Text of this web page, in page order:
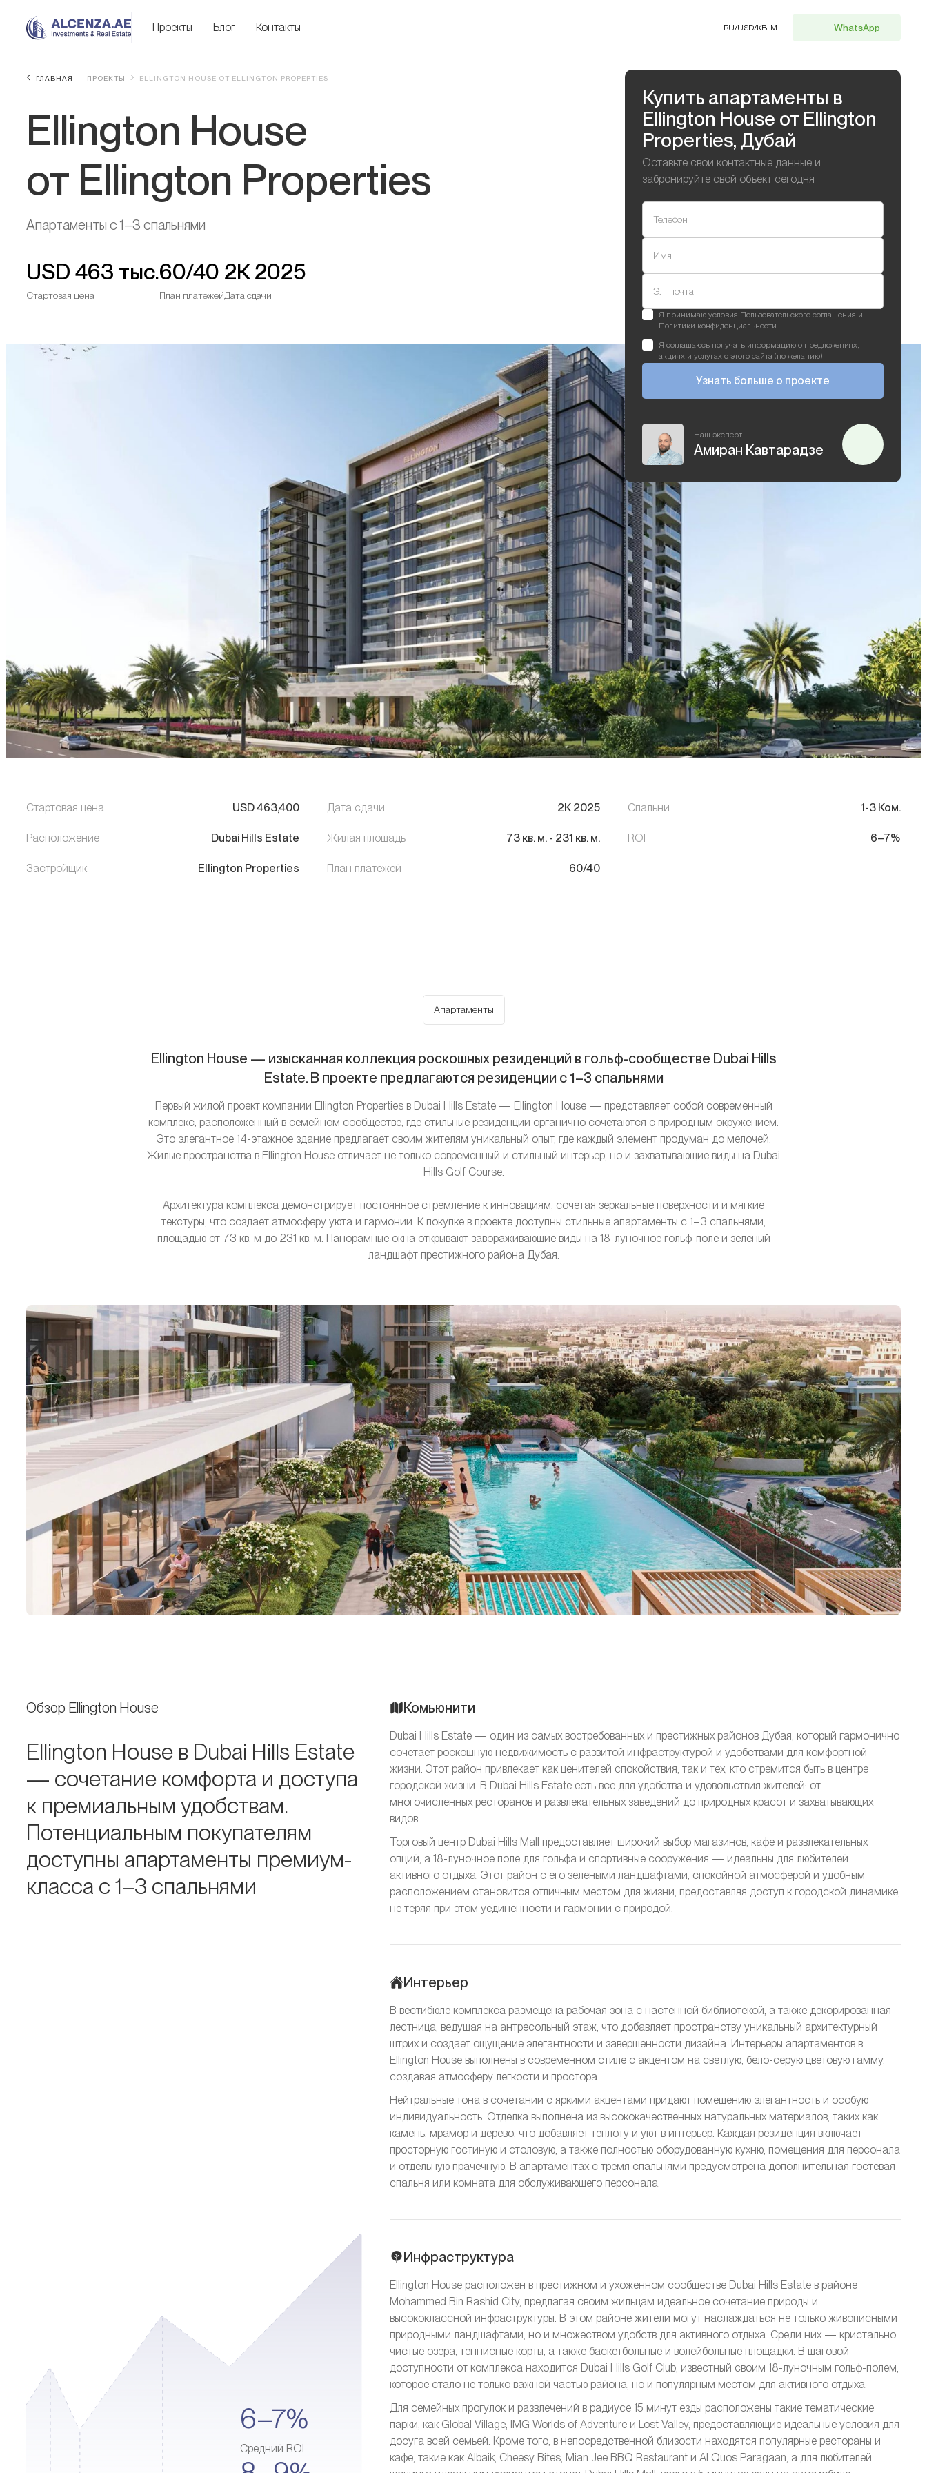
RU/USD/КВ. М. WhatsApp
Проекты Блог Контакты
ГЛАВНАЯ ПРОЕКТЫ ELLINGTON HOUSE ОТ ELLINGTON PROPERTIES
Ellington House
от Ellington Properties
Апартаменты с 1–3 спальнями
USD 463 тыс.
Стартовая цена
60/40
План платежей
2К 2025
Дата сдачи
Купить апартаменты в
Ellington House от Ellington
Properties, Дубай
Оставьте свои контактные данные и
забронируйте свой объект сегодня
Телефон
Имя
Эл. почта
Я принимаю условия Пользовательского соглашения и
Политики конфиденциальности
Я соглашаюсь получать информацию о предложениях,
акциях и услугах с этого сайта (по желанию)
Узнать больше о проекте
Наш эксперт
Амиран Кавтарадзе
Стартовая цена USD463,400
Расположение Dubai Hills Estate
Застройщик Ellington Properties
Дата сдачи 2К 2025
Жилая площадь 73 кв. м. - 231 кв. м.
План платежей 60/40
Спальни 1-3 Ком.
ROI 6–7%
Апартаменты
Ellington House — изысканная коллекция роскошных резиденций в гольф-сообществе Dubai Hills
Estate. В проекте предлагаются резиденции с 1–3 спальнями
Первый жилой проект компании Ellington Properties в Dubai Hills Estate — Ellington House — представляет собой современный
комплекс, расположенный в семейном сообществе, где стильные резиденции органично сочетаются с природным окружением.
Это элегантное 14-этажное здание предлагает своим жителям уникальный опыт, где каждый элемент продуман до мелочей.
Жилые пространства в Ellington House отличает не только современный и стильный интерьер, но и захватывающие виды на Dubai
Hills Golf Course.
Архитектура комплекса демонстрирует постоянное стремление к инновациям, сочетая зеркальные поверхности и мягкие
текстуры, что создает атмосферу уюта и гармонии. К покупке в проекте доступны стильные апартаменты с 1–3 спальнями,
площадью от 73 кв. м до 231 кв. м. Панорамные окна открывают завораживающие виды на 18-луночное гольф-поле и зеленый
ландшафт престижного района Дубая.
Обзор Ellington House
Ellington House в Dubai Hills Estate
— сочетание комфорта и доступа
к премиальным удобствам.
Потенциальным покупателям
доступны апартаменты премиум-
класса с 1–3 спальнями
6–7%
Средний ROI
Комьюнити
Dubai Hills Estate — один из самых востребованных и престижных районов Дубая, который гармонично
сочетает роскошную недвижимость с развитой инфраструктурой и удобствами для комфортной
жизни. Этот район привлекает как ценителей спокойствия, так и тех, кто стремится быть в центре
городской жизни. В Dubai Hills Estate есть все для удобства и удовольствия жителей: от
многочисленных ресторанов и развлекательных заведений до природных красот и захватывающих
видов.
Торговый центр Dubai Hills Mall предоставляет широкий выбор магазинов, кафе и развлекательных
опций, а 18-луночное поле для гольфа и спортивные сооружения — идеальны для любителей
активного отдыха. Этот район с его зелеными ландшафтами, спокойной атмосферой и удобным
расположением становится отличным местом для жизни, предоставляя доступ к городской динамике,
не теряя при этом уединенности и гармонии с природой.
Интерьер
В вестибюле комплекса размещена рабочая зона с настенной библиотекой, а также декорированная
лестница, ведущая на антресольный этаж, что добавляет пространству уникальный архитектурный
штрих и создает ощущение элегантности и завершенности дизайна. Интерьеры апартаментов в
Ellington House выполнены в современном стиле с акцентом на светлую, бело-серую цветовую гамму,
создавая атмосферу легкости и простора.
Нейтральные тона в сочетании с яркими акцентами придают помещению элегантность и особую
индивидуальность. Отделка выполнена из высококачественных натуральных материалов, таких как
камень, мрамор и дерево, что добавляет теплоту и уют в интерьер. Каждая резиденция включает
просторную гостиную и столовую, а также полностью оборудованную кухню, помещения для персонала
и отдельную прачечную. В апартаментах с тремя спальнями предусмотрена дополнительная гостевая
спальня или комната для обслуживающего персонала.
Инфраструктура
Ellington House расположен в престижном и ухоженном сообществе Dubai Hills Estate в районе
Mohammed Bin Rashid City, предлагая своим жильцам идеальное сочетание природы и
высококлассной инфраструктуры. В этом районе жители могут наслаждаться не только живописными
природными ландшафтами, но и множеством удобств для активного отдыха. Среди них — кристально
чистые озера, теннисные корты, а также баскетбольные и волейбольные площадки. В шаговой
доступности от комплекса находится Dubai Hills Golf Club, известный своим 18-луночным гольф-полем,
которое стало не только важной частью района, но и популярным местом для активного отдыха.
Для семейных прогулок и развлечений в радиусе 15 минут езды расположены такие тематические
парки, как Global Village, IMG Worlds of Adventure и Lost Valley, предоставляющие идеальные условия для
досуга всей семьей. Кроме того, в непосредственной близости находятся популярные рестораны и
кафе, такие как Albaik, Cheesy Bites, Mian Jee BBQ Restaurant и Al Quos Paragaan, а для любителей